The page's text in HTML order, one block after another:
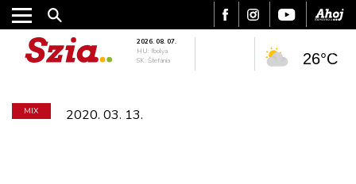
2026. 08. 07.
HU: Ibolya
SK: Štefánia
26°C
MIX 2020. 03. 13.